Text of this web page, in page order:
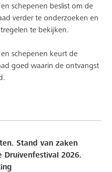
schepenen beslist om de
verder te onderzoeken en
te bekijken.
schepenen keurt de
goed waarin de ontvangst
Stand van zaken
Druivenfestival 2026.